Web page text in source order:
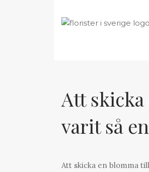
Att skicka
varit så
Att skicka en blomma